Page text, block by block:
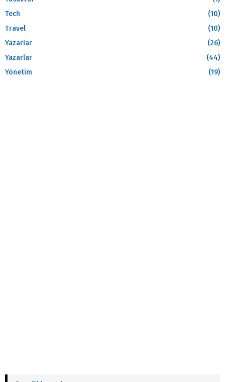
Tech
(10)
Travel
(10)
Yazarlar
(26)
Yazarlar
(44)
Yönetim
(19)